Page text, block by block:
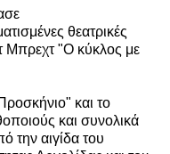
θεατρικές
Μπρεχτ "Ο κύκλος με
και το
και συνολικά
την αιγίδα του